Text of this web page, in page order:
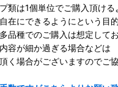
類は1個単位でご購入頂け
在にできるようにという目
品種でのご購入は想定して
容が細か過ぎる場合などは
く場合がございますのでご